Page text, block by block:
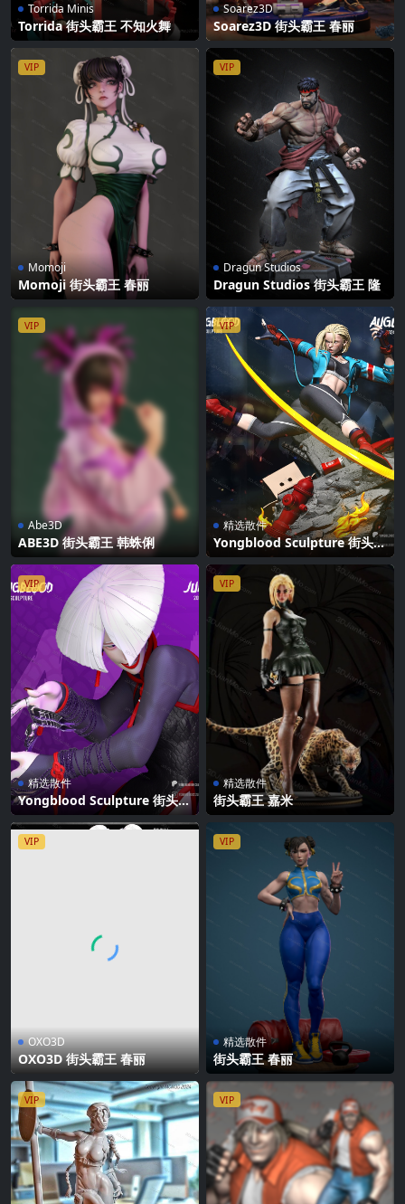
Torrida Minis
Torrida 街头霸王 不知火舞
Soarez3D
Soarez3D 街头霸王 春丽
VIP
Momoji
Momoji 街头霸王 春丽
VIP
Dragun Studios
Dragun Studios 街头霸王 隆
VIP
Abe3D
ABE3D 街头霸王 韩蛛俐
VIP
精选散件
Yongblood Sculpture 街头霸
王 嘉米
VIP
精选散件
Yongblood Sculpture 街头霸
王 阿鬼
VIP
精选散件
街头霸王 嘉米
VIP
OXO3D
OXO3D 街头霸王 春丽
VIP
精选散件
街头霸王 春丽
VIP VIP